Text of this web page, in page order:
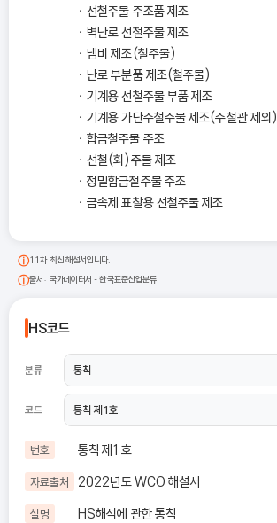
선철주물 주조품 제조
벽난로 선철주물 제조
냄비 제조(철주물)
난로 부분품 제조(철주물)
기계용 선철주물 부품 제조
기계용 가단주철주물 제조(주철관 제외)
합금철주물 주조
선철(회)주물 제조
정밀합금철주물 주조
금속제 표찰용 선철주물 제조
11차 최신 해설서입니다.
출처: 국가데이터처 - 한국표준산업분류
HS코드
분류
코드
번호 통칙 제1호
자료출처 2022년도 WCO 해설서
설명
HS해석에 관한 통칙